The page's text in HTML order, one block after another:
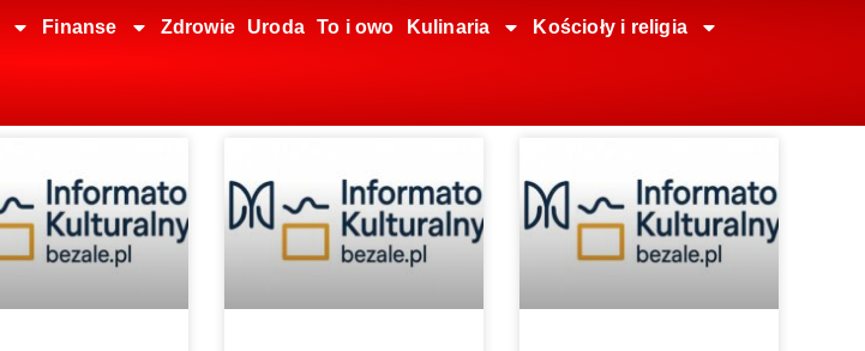
Finanse Zdrowie Uroda To i owo Kulinaria Kościoły i religia